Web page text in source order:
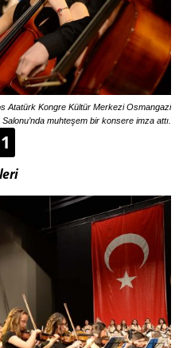
Atatürk Kongre Kültür Merkezi Osmangazi
Salonu’nda muhteşem bir konsere imza attı.